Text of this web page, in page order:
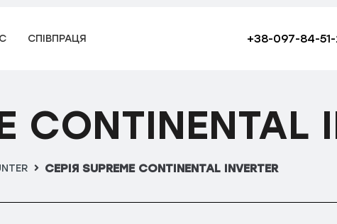
СПІВПРАЦЯ +38-097-84-
CONTINENTAL
СЕРІЯ SUPREME CONTINENTAL INVERTER